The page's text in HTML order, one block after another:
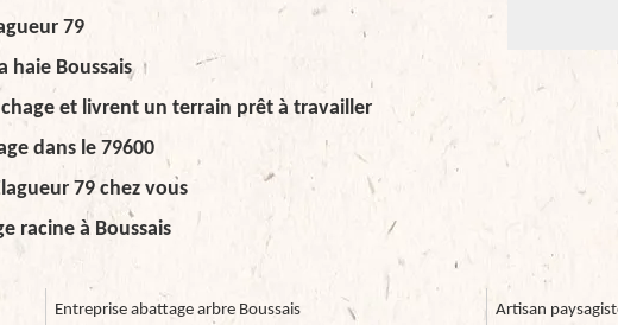
79
haie Boussais
et livrent un terrain prêt à travailler
dans le 79600
79 chez vous
racine à Boussais
Entreprise abattage arbre Boussais Artisan